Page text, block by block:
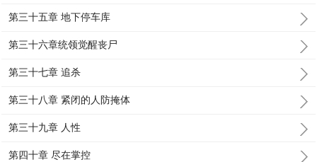
第三十五章 地下停车库
第三十六章统领觉醒丧尸
第三十七章 追杀
第三十八章 紧闭的人防掩体
第三十九章 人性
第四十章 尽在掌控